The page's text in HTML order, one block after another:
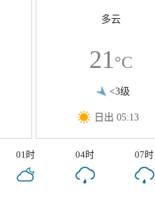
多云
21°C
<3级
日出 05:13
01时 04时 07时